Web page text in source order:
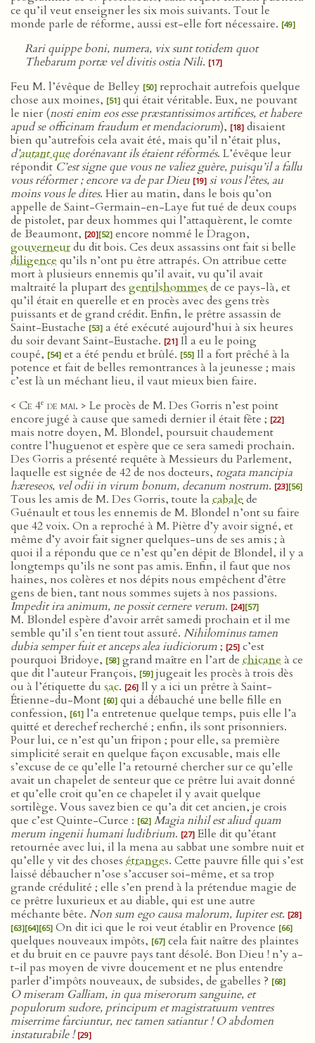
ce qu’il veut enseigner les six mois suivants. Tout le
monde parle de réforme, aussi est-elle fort nécessaire. [49]
Rari quippe boni, numera, vix sunt totidem quot
Thebarum portæ vel divitis ostia Nili. [17]
Feu M. l’évêque de Belley [50] reprochait autrefois quelque
chose aux moines, [51] qui était véritable. Eux, ne pouvant
le nier (nosti enim eos esse præstantissimos artifices, et habere
apud se officinam fraudum et mendaciorum), [18] disaient
bien qu’autrefois cela avait été, mais qu’il n’était plus,
d’autant quedorénavant ils étaient réformés. L’évêque leur
répondit C’est signe que vous ne valiez guère, puisqu’il a fallu
vous réformer ; encore va de par Dieu [19] si vous l’êtes, au
moins vous le dites. Hier au matin, dans le bois qu’on
appelle de Saint-Germain-en-Laye fut tué de deux coups
de pistolet, par deux hommes qui l’attaquèrent, le comte
de Beaumont, [20][52] encore nommé le Dragon,
gouverneurdu dit bois. Ces deux assassins ont fait si belle
diligence qu’ils n’ont pu être attrapés. On attribue cette
mort à plusieurs ennemis qu’il avait, vu qu’il avait
maltraité la plupart des gentilshommesde ce pays-là, et
qu’il était en querelle et en procès avec des gens très
puissants et de grand crédit. Enfin, le prêtre assassin de
Saint-Eustache [53] a été exécuté aujourd’hui à six heures
du soir devant Saint-Eustache. [21] Il a eu le poing
coupé, [54] et a été pendu et brûlé. [55] Il a fort prêché à la
potence et fait de belles remontrances à la jeunesse ; mais
c’est là un méchant lieu, il vaut mieux bien faire.
< Ce 4e de mai. > Le procès de M. Des Gorris n’est point
encore jugé à cause que samedi dernier il était fête ; [22]
mais notre doyen, M. Blondel, poursuit chaudement
contre l’huguenot et espère que ce sera samedi prochain.
Des Gorris a présenté requête à Messieurs du Parlement,
laquelle est signée de 42 de nos docteurs, togata mancipia
hæreseos, vel odii in virum bonum, decanum nostrum. [23][56]
Tous les amis de M. Des Gorris, toute la cabalede
Guénault et tous les ennemis de M. Blondel n’ont su faire
que 42 voix. On a reproché à M. Piètre d’y avoir signé, et
même d’y avoir fait signer quelques-uns de ses amis ; à
quoi il a répondu que ce n’est qu’en dépit de Blondel, il y a
longtemps qu’ils ne sont pas amis. Enfin, il faut que nos
haines, nos colères et nos dépits nous empêchent d’être
gens de bien, tant nous sommes sujets à nos passions.
Impedit ira animum, ne possit cernere verum. [24][57]
M. Blondel espère d’avoir arrêt samedi prochain et il me
semble qu’il s’en tient tout assuré. Nihilominus tamen
dubia semper fuit et anceps alea iudiciorum; [25] c’est
pourquoi Bridoye, [58] grand maître en l’art de chicane à ce
que dit l’auteur François, [59] jugeait les procès à trois dès
ou à l’étiquette du sac. [26] Il y a ici un prêtre à Saint-
Étienne-du-Mont [60] qui a débauché une belle fille en
confession, [61] l’a entretenue quelque temps, puis elle l’a
quitté et derechef recherché ; enfin, ils sont prisonniers.
Pour lui, ce n’est qu’un fripon ; pour elle, sa première
simplicité serait en quelque façon excusable, mais elle
s’excuse de ce qu’elle l’a retourné chercher sur ce qu’elle
avait un chapelet de senteur que ce prêtre lui avait donné
et qu’elle croit qu’en ce chapelet il y avait quelque
sortilège. Vous savez bien ce qu’a dit cet ancien, je crois
que c’est Quinte-Curce : [62] Magia nihil est aliud quam
merum ingenii humani ludibrium. [27] Elle dit qu’étant
retournée avec lui, il la mena au sabbat une sombre nuit et
qu’elle y vit des choses étranges. Cette pauvre fille qui s’est
laissé débaucher n’ose s’accuser soi-même, et sa trop
grande crédulité ; elle s’en prend à la prétendue magie de
ce prêtre luxurieux et au diable, qui est une autre
méchante bête. Non sum ego causa malorum, Iupiter est. [28]
[63][64][65] On dit ici que le roi veut établir en Provence [66]
quelques nouveaux impôts, [67] cela fait naître des plaintes
et du bruit en ce pauvre pays tant désolé. Bon Dieu ! n’y a-
t-il pas moyen de vivre doucement et ne plus entendre
parler d’impôts nouveaux, de subsides, de gabelles ? [68]
O miseram Galliam, in qua miserorum sanguine, et
populorum sudore, principum et magistratuum ventres
miserrime farciuntur, nec tamen satiantur ! O abdomen
instaturabile ! [29]